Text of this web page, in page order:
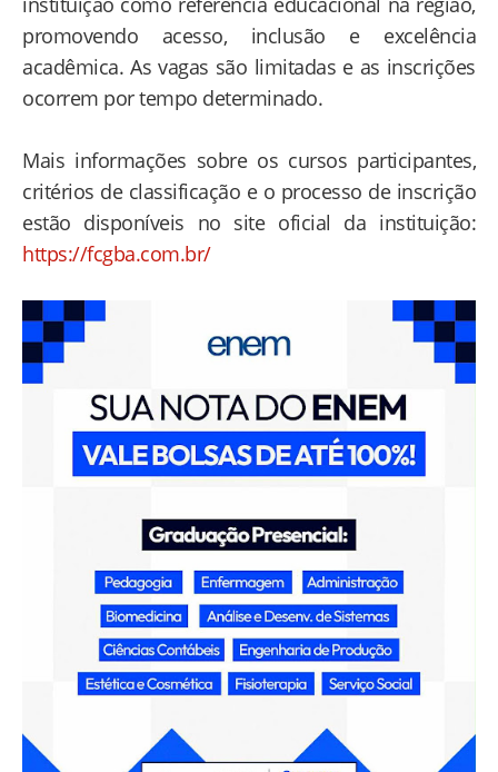
promovendo acesso, inclusão e excelência
acadêmica. As vagas são limitadas e as inscrições
ocorrem por tempo determinado.
Mais informações sobre os cursos participantes,
critérios de classificação e o processo de inscrição
estão disponíveis no site oficial da instituição:
https://fcgba.com.br/